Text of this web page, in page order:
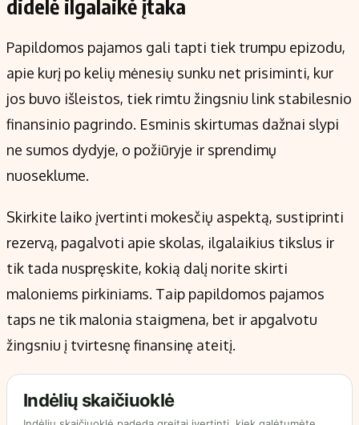
didelė ilgalaikė įtaka
Papildomos pajamos gali tapti tiek trumpu epizodu,
apie kurį po kelių mėnesių sunku net prisiminti, kur
jos buvo išleistos, tiek rimtu žingsniu link stabilesnio
finansinio pagrindo. Esminis skirtumas dažnai slypi
ne sumos dydyje, o požiūryje ir sprendimų
nuoseklume.
Skirkite laiko įvertinti mokesčių aspektą, sustiprinti
rezervą, pagalvoti apie skolas, ilgalaikius tikslus ir
tik tada nuspręskite, kokią dalį norite skirti
maloniems pirkiniams. Taip papildomos pajamos
taps ne tik malonia staigmena, bet ir apgalvotu
žingsniu į tvirtesnę finansinę ateitį.